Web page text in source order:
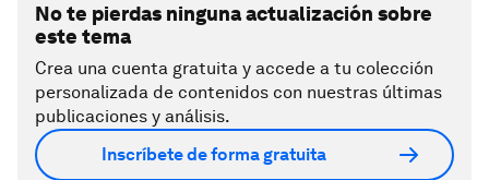
No te pierdas ninguna actualización sobre
este tema
Crea una cuenta gratuita y accede a tu colección
personalizada de contenidos con nuestras últimas
publicaciones y análisis.
Inscríbete de forma gratuita